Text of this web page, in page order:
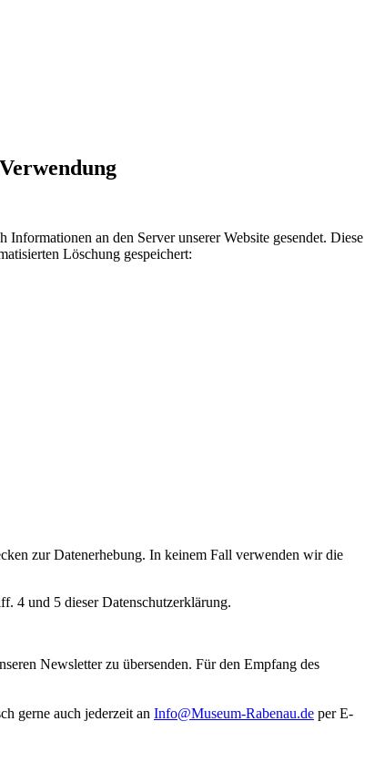
an den Server unserer Website gesendet. Diese
Löschung gespeichert:
zur Datenerhebung. In keinem Fall verwenden wir die
4 und 5 dieser Datenschutzerklärung.
Newsletter zu übersenden. Für den Empfang des
gerne auch jederzeit an Info@Museum-Rabenau.de per E-